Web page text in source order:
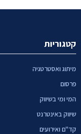
קטגוריות
מיתוג ואסטרטגיה
פרסום
המי ומי בשיווק
שיווק באינטרנט
קד"ם ואירועים